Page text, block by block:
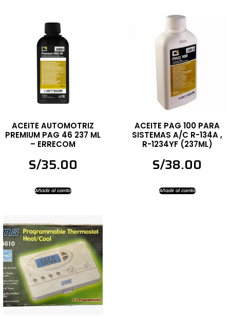
ACEITE AUTOMOTRIZ
PREMIUM PAG 46 237 ML
– ERRECOM
S/35.00
Añadir al carrito
ACEITE PAG 100 PARA
SISTEMAS A/C R-134A ,
R-1234YF (237ML)
S/38.00
Añadir al carrito